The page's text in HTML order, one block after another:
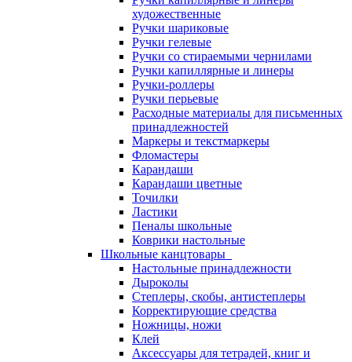
художественные
Ручки шариковые
Ручки гелевые
Ручки со стираемыми чернилами
Ручки капиллярные и линеры
Ручки-роллеры
Ручки перьевые
Расходные материалы для письменных
принадлежностей
Маркеры и текстмаркеры
Фломастеры
Карандаши
Карандаши цветные
Точилки
Ластики
Пеналы школьные
Коврики настольные
Школьные канцтовары
Настольные принадлежности
Дыроколы
Степлеры, скобы, антистеплеры
Корректирующие средства
Ножницы, ножи
Клей
Аксессуары для тетрадей, книг и